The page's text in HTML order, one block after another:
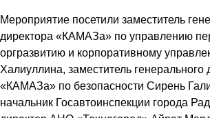
Мероприятие посетили заместитель
директора «КАМАЗа» по управлению
оргразвитию и корпоративному
Халиуллина, заместитель генерального
«КАМАЗа» по безопасности Сирень
начальник Госавтоинспекции города